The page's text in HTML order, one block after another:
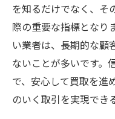
を知るだけでなく、そ
際の重要な指標となり
い業者は、長期的な顧
ないことが多いです。
で、安心して買取を進
のいく取引を実現でき